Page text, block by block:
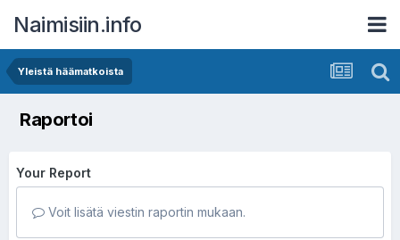
Naimisiin.info
Yleistä häämatkoista
Raportoi
Your Report
Voit lisätä viestin raportin mukaan.